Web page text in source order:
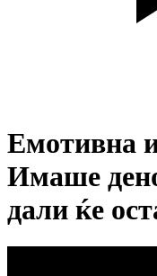
Емотивна
Имаше
дали ќе